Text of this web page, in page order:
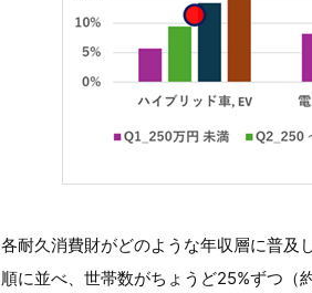
各耐久消費財がどのような年収層に普及
順に並べ、世帯数がちょうど25%ずつ（